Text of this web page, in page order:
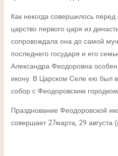
Как некогда совершилось
царство первого царя из
сопровождала она до самой
последнего государя и его
Александра Феодоровна
икону. В Царском Селе ею был
собор с Феодоровским городком
Празднование Феодоровской
совершает 27марта, 29 августа